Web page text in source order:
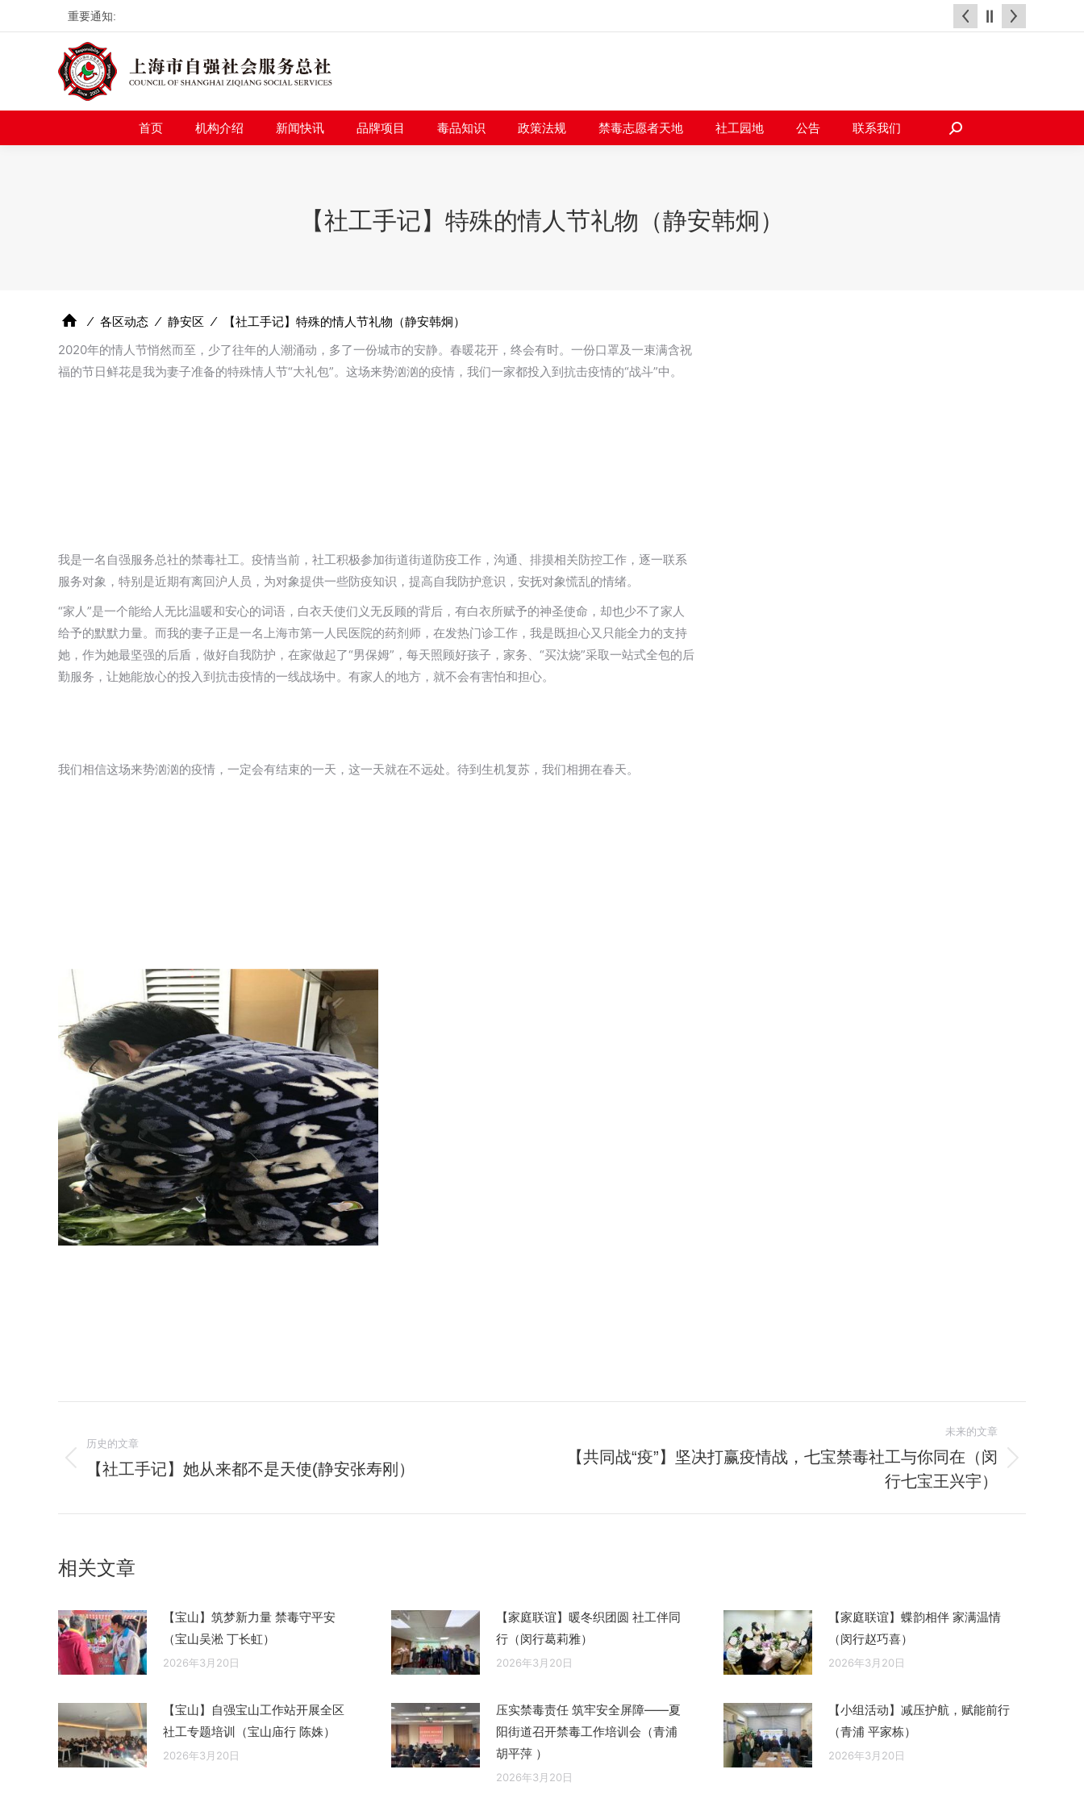
重要通知:
首页 机构介绍 新闻快讯 品牌项目 毒品知识 政策法规 禁毒志愿者天地 社工园地 公告 联系我们
搜
【社工手记】特殊的情人节礼物（静安韩炯）
⁄ 各区动态 ⁄ 静安区 ⁄
【社工手记】特殊的情人节礼物（静安韩炯）
2020年的情人节悄然而至，少了往年的人潮涌动，多了一份城市的安静。春暖花开，终会有时。一份口罩及一束满含祝
福的节日鲜花是我为妻子准备的特殊情人节“大礼包”。这场来势汹汹的疫情，我们一家都投入到抗击疫情的“战斗”中。
我是一名自强服务总社的禁毒社工。疫情当前，社工积极参加街道街道防疫工作，沟通、排摸相关防控工作，逐一联系
服务对象，特别是近期有离回沪人员，为对象提供一些防疫知识，提高自我防护意识，安抚对象慌乱的情绪。
“家人”是一个能给人无比温暖和安心的词语，白衣天使们义无反顾的背后，有白衣所赋予的神圣使命，却也少不了家人
给予的默默力量。而我的妻子正是一名上海市第一人民医院的药剂师，在发热门诊工作，我是既担心又只能全力的支持
她，作为她最坚强的后盾，做好自我防护，在家做起了“男保姆”，每天照顾好孩子，家务、“买汰烧”采取一站式全包的后
勤服务，让她能放心的投入到抗击疫情的一线战场中。有家人的地方，就不会有害怕和担心。
我们相信这场来势汹汹的疫情，一定会有结束的一天，这一天就在不远处。待到生机复苏，我们相拥在春天。
章
航
历史的文章
历
的
章：
【社工手记】她从来都不是天使(静安张寿刚）
未来的文章
未
的
【共同战“疫”】坚决打赢疫情战，七宝禁毒社工与你同在（闵
行七宝王兴宇）
相关文章
【宝山】筑梦新力量 禁毒守平安
（宝山吴淞 丁长虹）
2026年3月20日
【家庭联谊】暖冬织团圆 社工伴同
行（闵行葛莉雅）
2026年3月20日
【家庭联谊】蝶韵相伴 家满温情
（闵行赵巧喜）
2026年3月20日
【宝山】自强宝山工作站开展全区
社工专题培训（宝山庙行 陈姝）
2026年3月20日
压实禁毒责任 筑牢安全屏障——夏
阳街道召开禁毒工作培训会（青浦
胡平萍 ）
2026年3月20日
【小组活动】减压护航，赋能前行
（青浦 平家栋）
2026年3月20日
首页 机构介绍 新闻快讯 品牌项目 毒品知识 政策法规 禁毒志愿者天地 社工园地 公告 联系我们
搜